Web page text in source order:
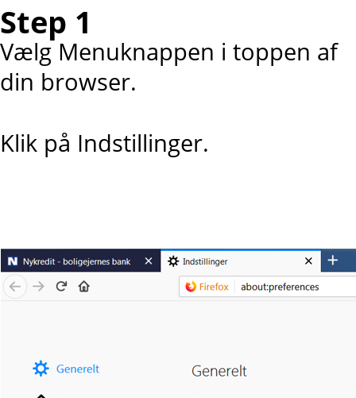
Step 1
Vælg Menuknappen i toppen af
din browser.
Klik på Indstillinger.